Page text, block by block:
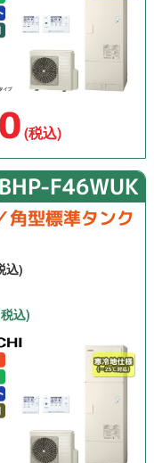
(税込)
BHP-F46WUK
型標準タンク
込)
込)